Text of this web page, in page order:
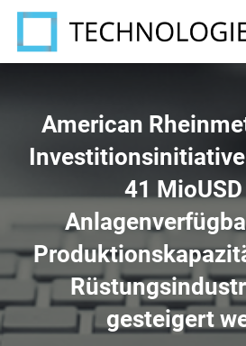
American
41
gesteigert